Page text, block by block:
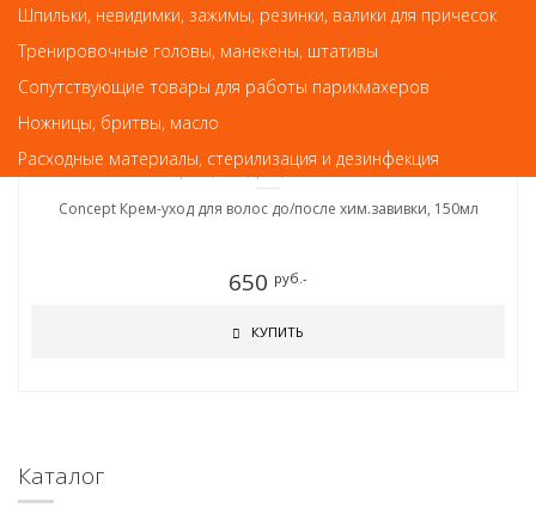
Сыворотки, масла, крема, лосьоны для волос
Concept Крем-уход для волос до/после хим.завивки, 150мл
650 руб.-
КУПИТЬ
Каталог
Шпильки, невидимки, зажимы, резинки, валики для причесок
Тренировочные головы, манекены, штативы
Сопутствующие товары для работы парикмахеров
Ножницы, бритвы, масло
Расходные материалы, стерилизация и дезинфекция